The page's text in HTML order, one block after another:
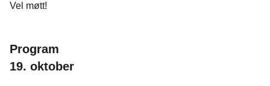
Vel møtt!
Program
19. oktober